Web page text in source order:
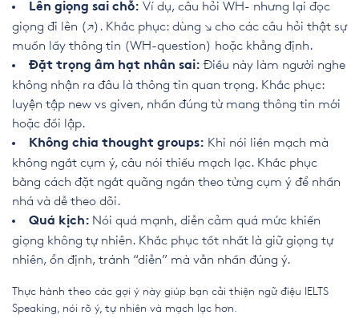
Lên giọng sai chỗ: Ví dụ, câu hỏi WH- nhưng lại đọc
giọng đi lên (↗). Khắc phục: dùng ↘ cho các câu hỏi thật sự
muốn lấy thông tin (WH-question) hoặc khẳng định.
Đặt trọng âm hạt nhân sai: Điều này làm người nghe
không nhận ra đâu là thông tin quan trọng. Khắc phục:
luyện tập new vs given, nhấn đúng từ mang thông tin mới
hoặc đối lập.
Không chia thought groups: Khi nói liền mạch mà
không ngắt cụm ý, câu nói thiếu mạch lạc. Khắc phục
bằng cách đặt ngắt quãng ngắn theo từng cụm ý để nhấn
nhá và dễ theo dõi.
Quá kịch: Nói quá mạnh, diễn cảm quá mức khiến
giọng không tự nhiên. Khắc phục tốt nhất là giữ giọng tự
nhiên, ổn định, tránh “diễn” mà vẫn nhấn đúng ý.
Thực hành theo các gợi ý này giúp bạn cải thiện ngữ điệu IELTS
Speaking, nói rõ ý, tự nhiên và mạch lạc hơn.